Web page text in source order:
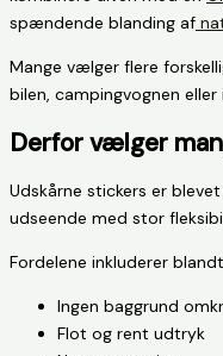
spændende blanding af
Mange vælger flere
bilen, campingvognen
Derfor vælger
Udskårne stickers er
udseende med stor
Fordelene inkluderer
Ingen baggrund
Flot og rent udtryk